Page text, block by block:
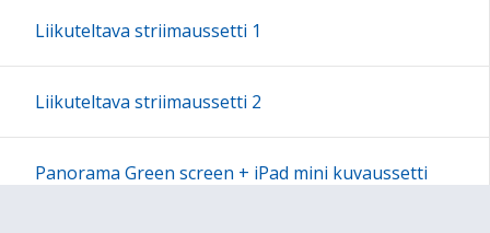
22:00
23:00
Liikuteltava striimaussetti 1
Liikuteltava striimaussetti 2
Panorama Green screen + iPad mini kuvaussetti